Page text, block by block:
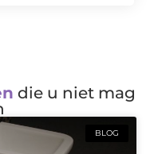
die u niet mag
BLOG